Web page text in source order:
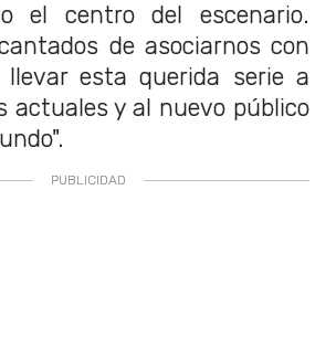
el centro del escenario.
de asociarnos con
llevar esta querida serie a
actuales y al nuevo público